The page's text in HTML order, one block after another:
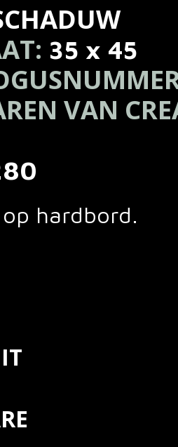
35 x 45
VAN
hardbord.